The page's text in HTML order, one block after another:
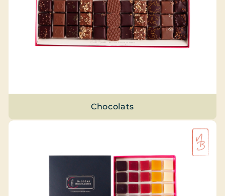
Chocolats